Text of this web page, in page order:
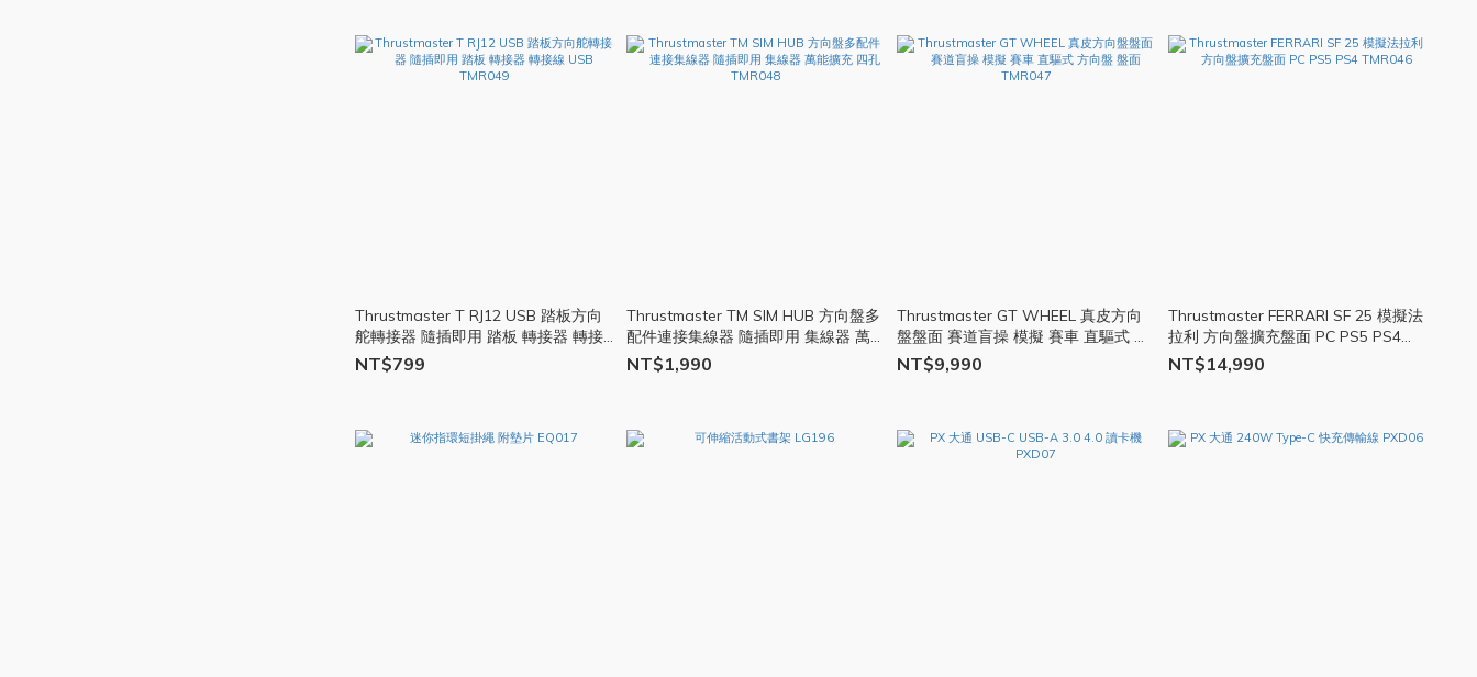
Thrustmaster T RJ12 USB 踏板方向
舵轉接器 隨插即用 踏板 轉接器 轉接
線 USB TMR049
NT$799
Thrustmaster TM SIM HUB 方向盤多
配件連接集線器 隨插即用 集線器 萬能
擴充 四孔 TMR048
NT$1,990
Thrustmaster GT WHEEL 真皮方向
盤盤面 賽道盲操 模擬 賽車 直驅式 方
向盤 盤面 TMR047
NT$9,990
Thrustmaster FERRARI SF 25 模擬法
拉利 方向盤擴充盤面 PC PS5 PS4
TMR046
NT$14,990